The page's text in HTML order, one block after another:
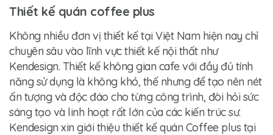
Thiết kế quán coffee plus
Không nhiều đơn vị thiết kế tại Việt Nam hiện nay chỉ
chuyên sâu vào lĩnh vực thiết kế nội thất như
Kendesign. Thiết kế không gian cafe với đầy đủ tính
năng sử dụng là không khó, thế nhưng để tạo nên nét
ấn tượng và độc đáo cho từng công trình, đòi hỏi sức
sáng tạo và linh hoạt rất lớn của các kiến trúc sư.
Kendesign xin giới thiệu thiết kế quán Coffee plus tại